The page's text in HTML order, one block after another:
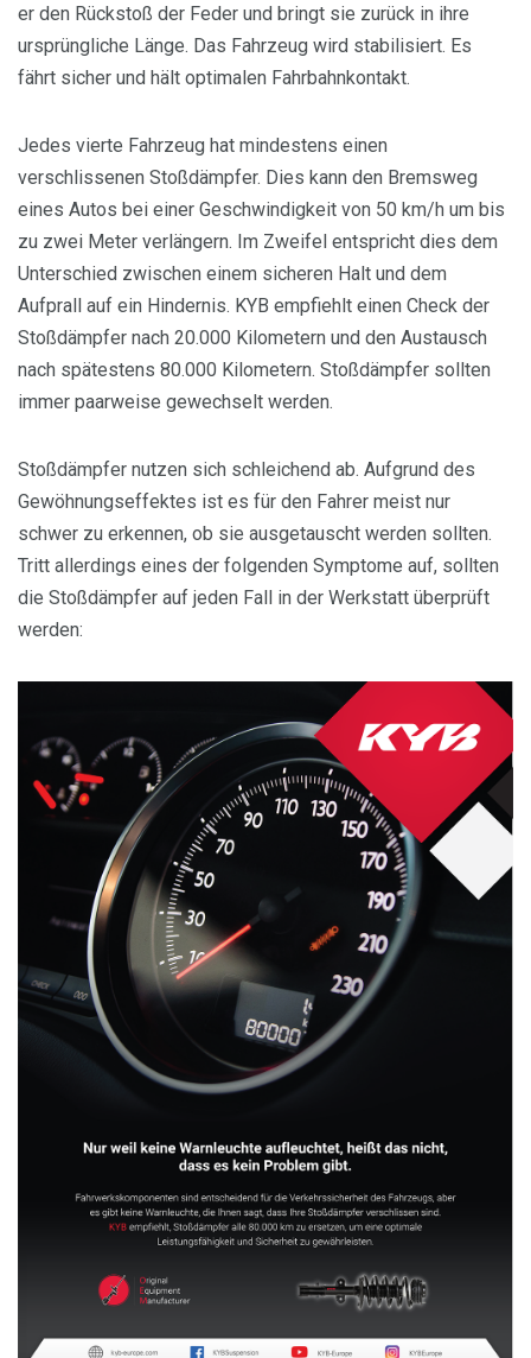
er den Rückstoß der Feder und bringt sie zurück in ihre
ursprüngliche Länge. Das Fahrzeug wird stabilisiert. Es
fährt sicher und hält optimalen Fahrbahnkontakt.
Jedes vierte Fahrzeug hat mindestens einen
verschlissenen Stoßdämpfer. Dies kann den Bremsweg
eines Autos bei einer Geschwindigkeit von 50 km/h um bis
zu zwei Meter verlängern. Im Zweifel entspricht dies dem
Unterschied zwischen einem sicheren Halt und dem
Aufprall auf ein Hindernis. KYB empfiehlt einen Check der
Stoßdämpfer nach 20.000 Kilometern und den Austausch
nach spätestens 80.000 Kilometern. Stoßdämpfer sollten
immer paarweise gewechselt werden.
Stoßdämpfer nutzen sich schleichend ab. Aufgrund des
Gewöhnungseffektes ist es für den Fahrer meist nur
schwer zu erkennen, ob sie ausgetauscht werden sollten.
Tritt allerdings eines der folgenden Symptome auf, sollten
die Stoßdämpfer auf jeden Fall in der Werkstatt überprüft
werden: